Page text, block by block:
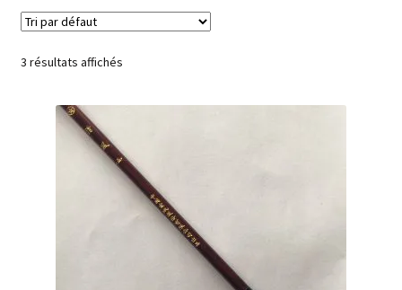
Français
Communauté
Mon compte
Questions fréquentes
3 résultats affichés